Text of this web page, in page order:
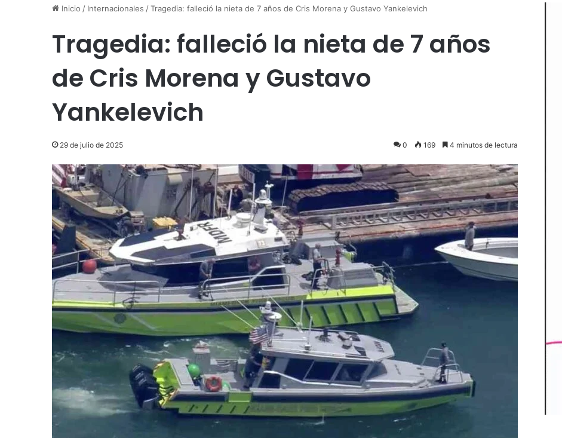
Inicio / Internacionales /Tragedia: falleció la nieta de 7 años de Cris Morena y Gustavo Yankelevich
Tragedia: falleció la nieta de 7 años
de Cris Morena y Gustavo
Yankelevich
29 de julio de 2025 0 169 4 minutos de lectura